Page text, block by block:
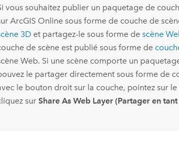
vous souhaitez publier un paquetage de
ArcGIS Onlinesous forme de couche de
3Det partagez-le sous forme de scène
de scène est publié sous forme de
Web. Si une scène comporte un
le partager directement sous forme de
le bouton droit sur la couche, pointez sur le
sur Share As Web Layer (Partager en